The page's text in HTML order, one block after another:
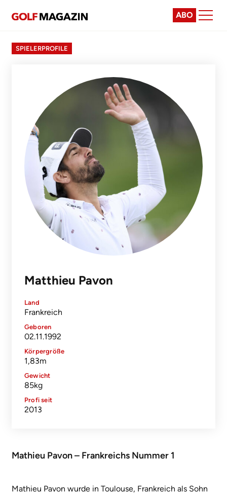
ABO
SPIELERPROFILE
Matthieu Pavon
Land
Frankreich
Geboren
02.11.1992
Körpergröße
1,83m
Gewicht
85kg
Profi seit
2013
Mathieu Pavon – Frankreichs Nummer 1
Mathieu Pavon wurde in Toulouse, Frankreich als Sohn